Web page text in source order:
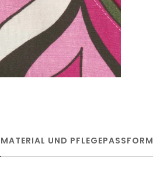
MATERIAL UND PFLEGEPASSFORM